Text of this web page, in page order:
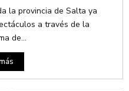
la provincia de Salta ya
a través de la
de...